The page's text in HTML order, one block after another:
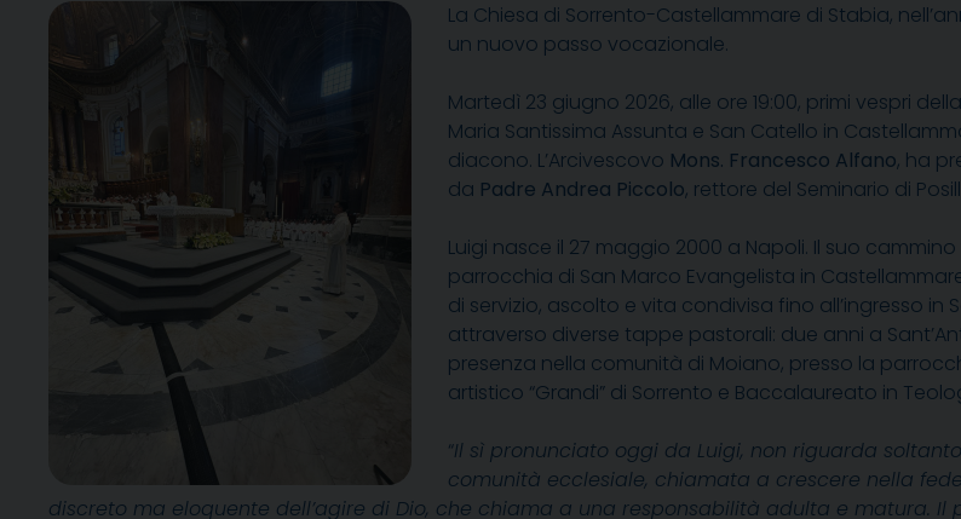
La Chiesa di Sorrento-Castellammare di Stabia,
un nuovo passo vocazionale.
Martedì 23 giugno 2026, alle ore 19:00, primi vespri
Maria Santissima Assunta e San Catello in
diacono. L’Arcivescovo Mons. Francesco Alfano, ha
da Padre Andrea Piccolo, rettore del Seminario di
Luigi nasce il 27 maggio 2000 a Napoli. Il suo
parrocchia di San Marco Evangelista in
di servizio, ascolto e vita condivisa fino all’ingresso in
attraverso diverse tappe pastorali: due anni a
presenza nella comunità di Moiano, presso la
artistico “Grandi” di Sorrento e Baccalaureato in
“Il sì pronunciato oggi da Luigi, non riguarda
comunità ecclesiale, chiamata a crescere nella
discreto ma eloquente dell’agire di Dio, che chiama a una responsabilità adulta e matura. Il